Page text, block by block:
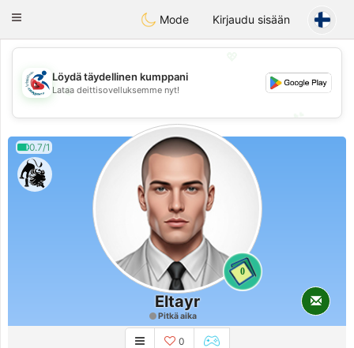
Handi Space
Toggle
Mode Kirjaudu sisään
💖
💕
Löydä täydellinen kumppani
Lataa deittisovelluksemme nyt!
0.7/1
0
Eltayr
Pitkä aika
0